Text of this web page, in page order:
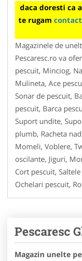
daca doresti ca
te rugam
Magazinele de
Pescaresc.ro va
pescuit, Minciog,
Mulineta, Ace
Sonar de pescuit,
pescuit, Barca
Suport undite,
plumb, Racheta
Momeli, Voblere,
oscilante, Jiguri,
Cort pescuit,
Ochelari pescuit,
Pescaresc
Magazin unelte